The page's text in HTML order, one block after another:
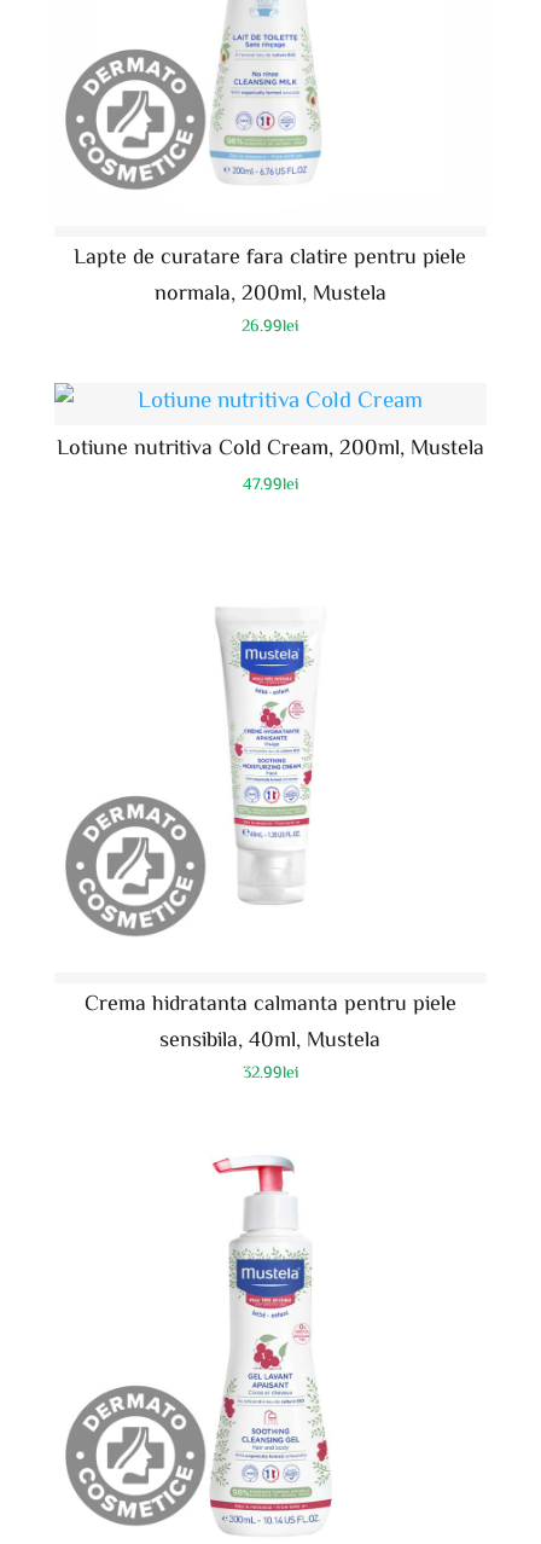
Lapte de curatare fara clatire pentru piele
normala, 200ml, Mustela
26.99lei
Lotiune nutritiva Cold Cream, 200ml, Mustela
47.99lei
Crema hidratanta calmanta pentru piele
sensibila, 40ml, Mustela
32.99lei